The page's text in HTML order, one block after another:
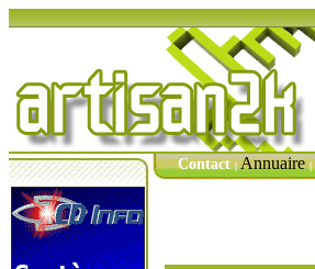
Contact |Annuaire|